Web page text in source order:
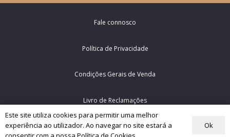
© Rede Mundial da Oração do Papa – Portugal 2026
Fale connosco
Política de Privacidade
Condições Gerais de Venda
Livro de Reclamações
Este site utiliza cookies para permitir uma melhor
experiência ao utilizador. Ao navegar no site estará a
Ok